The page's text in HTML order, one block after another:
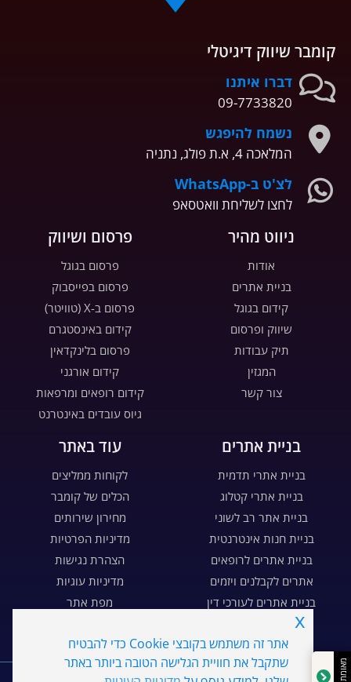
קומבר שיווק דיגיטלי
דברו איתנו
09-7733820
נשמח להיפגש
המלאכה 4, א.ת פולג, נתניה
לצ'ט ב-WhatsApp
לחצו לשליחת וואטסאפ
ניווט מהיר
אודות
בניית אתרים
קידום בגוגל
שיווק ופרסום
תיק עבודות
המגזין
צור קשר
פרסום ושיווק
פרסום בגוגל
פרסום בפייסבוק
פרסום ב-X (טוויטר)
קידום באינסטגרם
פרסום בלינקדאין
קידום אורגני
קידום רופאים ומרפאות
גיוס עובדים באינטרנט
בניית אתרים
בניית אתרי תדמית
בניית אתרי קטלוג
בניית אתר רב לשוני
בניית חנות אינטרנטית
בניית אתרים לרופאים
אתרים לקבלנים ויזמים
בניית אתרים לעורכי דין
בניית דפי נחיתה
עוד באתר
לקוחות ממליצים
הכלים של קומבר
מחירון שירותים
מדיניות הפרטיות
הצהרת נגישות
מדיניות עוגיות
מפת אתר
WE MARKETING
אתר זה משתמש בקובצי Cookie כדי להבטיח
שתקבל את חוויית הגלישה הטובה ביותר באתר
x